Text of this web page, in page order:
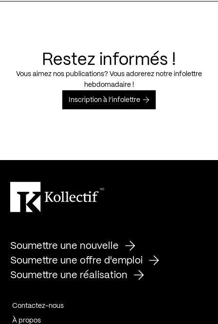
Restez informés !
Vous aimez nos publications? Vous adorerez notre infolettre
hebdomadaire !
Inscription à l’infolettre
Soumettre une nouvelle
Soumettre une offre d'emploi
Soumettre une réalisation
Contactez-nous
À propos